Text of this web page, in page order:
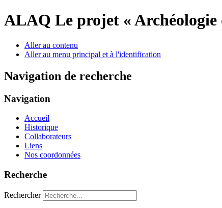
ALAQ Le projet «
Aller au contenu
Aller au menu principal et à l'identification
Navigation de recherche
Navigation
Accueil
Historique
Collaborateurs
Liens
Nos coordonnées
Recherche
Rechercher